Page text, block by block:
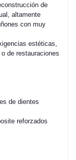
de
altamente
con muy
estéticas,
de restauraciones
de dientes
reforzados